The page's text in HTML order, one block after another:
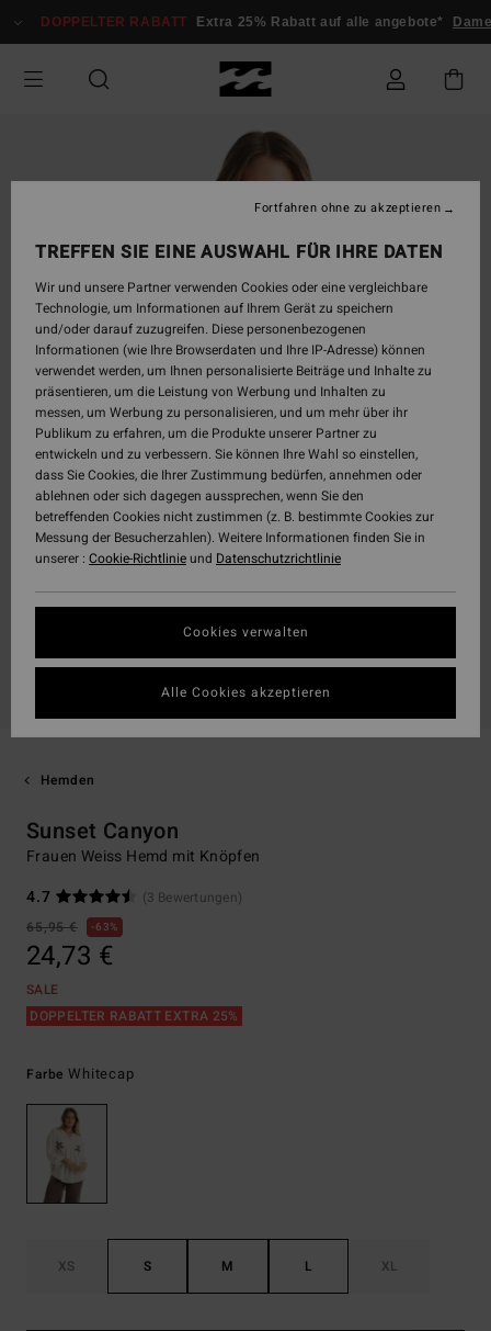
zur
springen
DOPPELTER RABATT Extra 25% Rabatt auf alle angebote* Damen
Hemden
Sunset Canyon
Frauen Weiss Hemd mit Knöpfen
4.7
(3 Bewertungen)
65,95 €
63%
24,73 €
SALE
DOPPELTER RABATT EXTRA 25%
FarbeWhitecap
XS S M L XL
TREFFEN SIE EINE AUSWAHL FÜR IHRE DATEN
Wir und unsere Partner verwenden Cookies oder eine vergleichbare
Technologie, um Informationen auf Ihrem Gerät zu speichern
und/oder darauf zuzugreifen. Diese personenbezogenen
Informationen (wie Ihre Browserdaten und Ihre IP-Adresse) können
verwendet werden, um Ihnen personalisierte Beiträge und Inhalte zu
präsentieren, um die Leistung von Werbung und Inhalten zu
messen, um Werbung zu personalisieren, und um mehr über ihr
Publikum zu erfahren, um die Produkte unserer Partner zu
entwickeln und zu verbessern. Sie können Ihre Wahl so einstellen,
dass Sie Cookies, die Ihrer Zustimmung bedürfen, annehmen oder
ablehnen oder sich dagegen aussprechen, wenn Sie den
betreffenden Cookies nicht zustimmen (z. B. bestimmte Cookies zur
Messung der Besucherzahlen). Weitere Informationen finden Sie in
unserer : Cookie-Richtlinieund Datenschutzrichtlinie
Cookies verwalten
Fortfahren ohne zu akzeptieren
Alle Cookies akzeptieren